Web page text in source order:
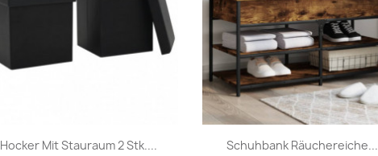
Hocker Mit Stauraum 2 Stk....
Vorschau Schuhbank Räuchereiche...
Vorschau